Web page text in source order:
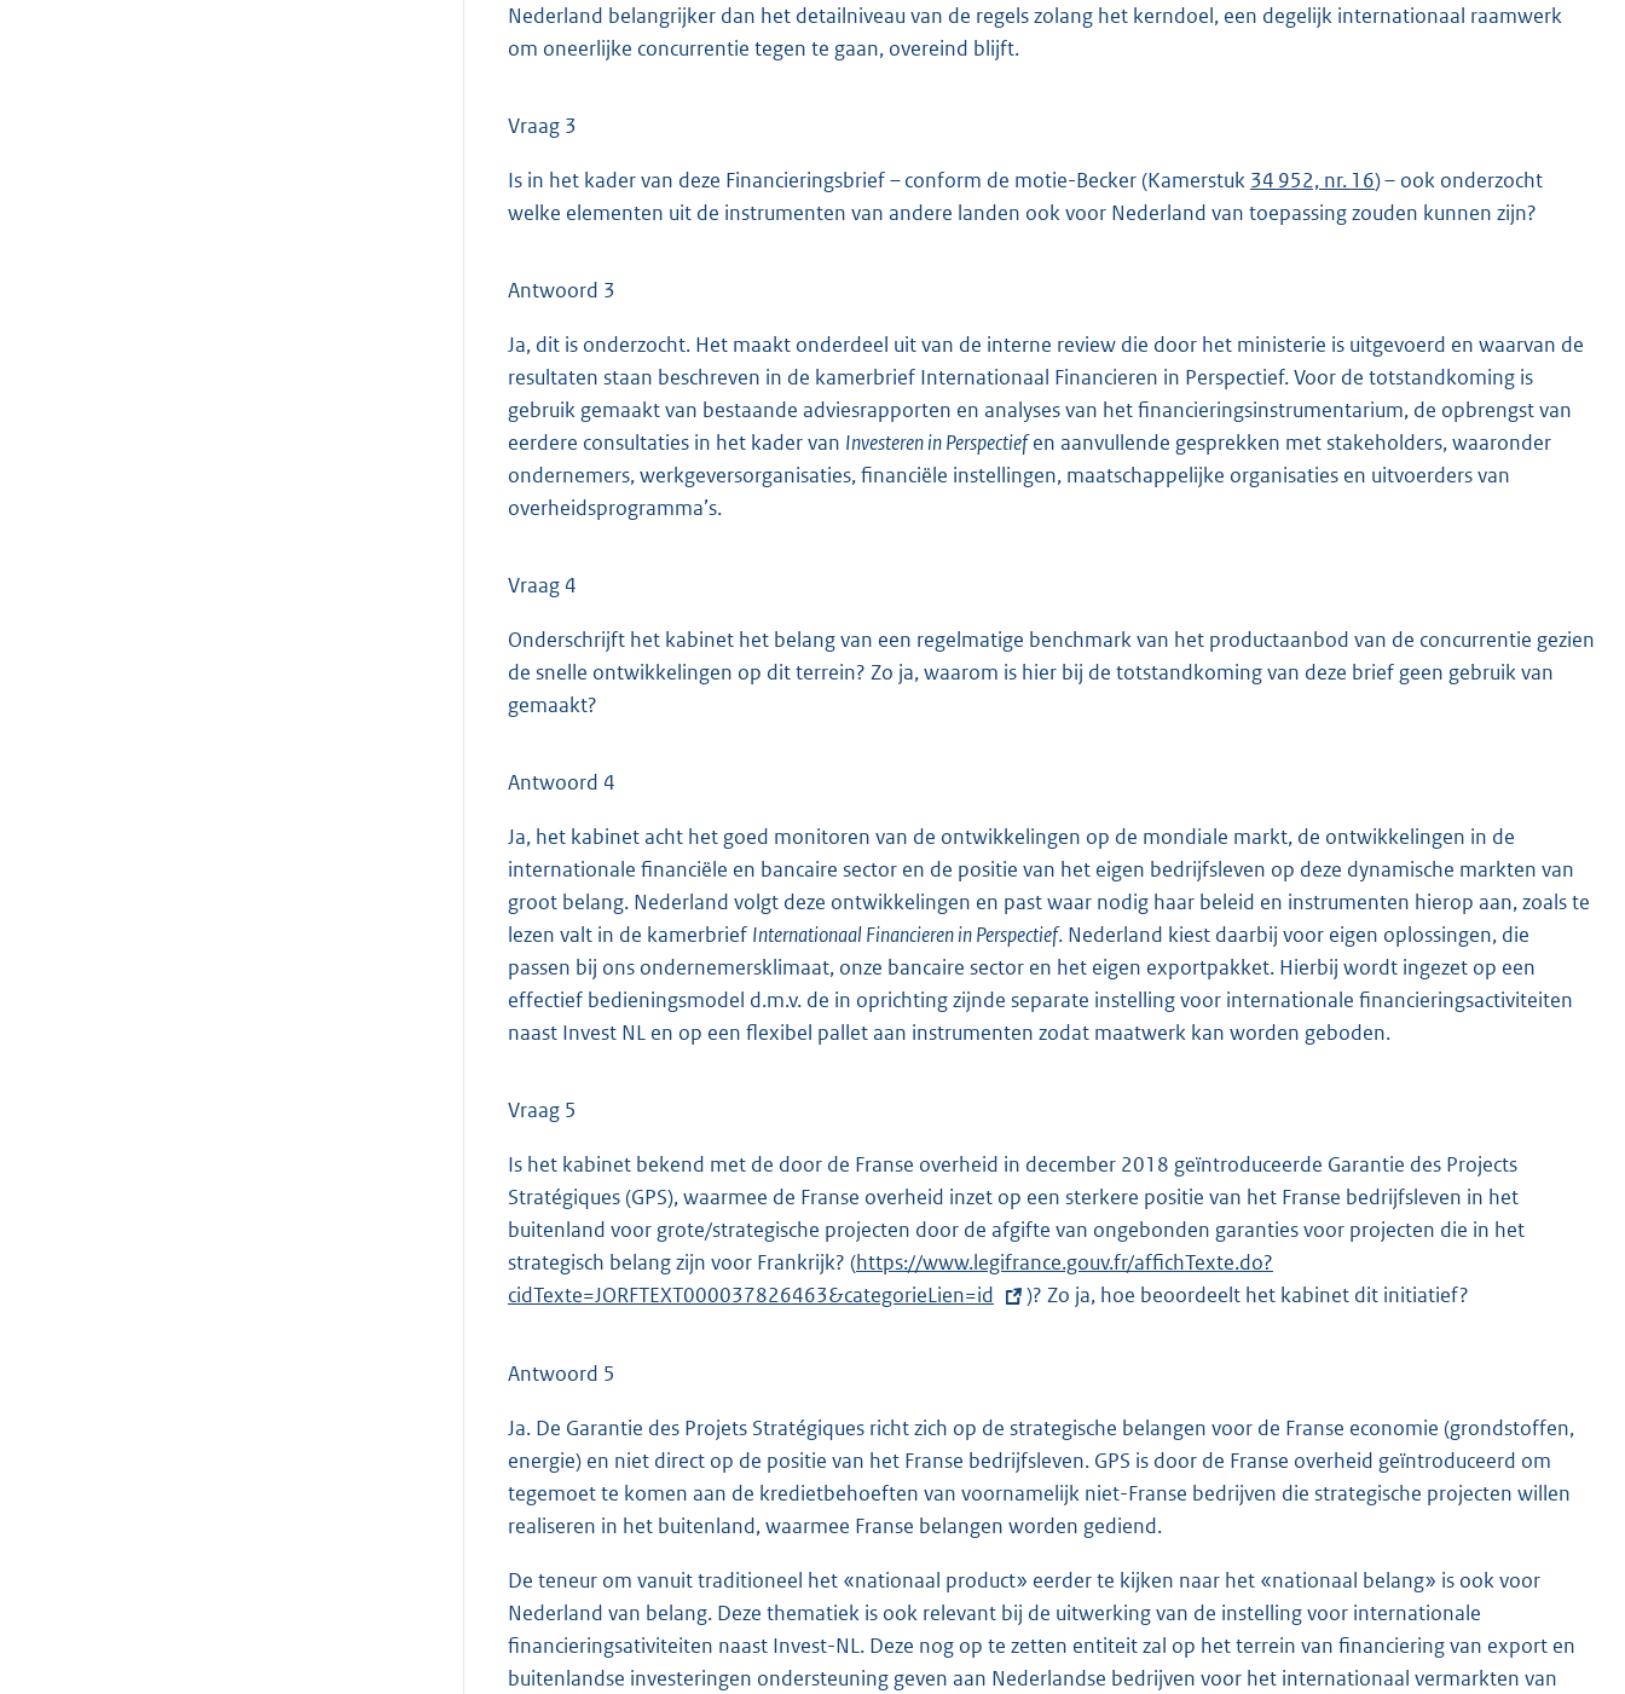
Nederland belangrijker dan het detailniveau van de regels zolang het kerndoel, een degelijk internationaal raamwerk
om oneerlijke concurrentie tegen te gaan, overeind blijft.
Vraag 3
Is in het kader van deze Financieringsbrief – conform de motie-Becker (Kamerstuk 34 952, nr. 16) – ook onderzocht
welke elementen uit de instrumenten van andere landen ook voor Nederland van toepassing zouden kunnen zijn?
Antwoord 3
Ja, dit is onderzocht. Het maakt onderdeel uit van de interne review die door het ministerie is uitgevoerd en waarvan de
resultaten staan beschreven in de kamerbrief Internationaal Financieren in Perspectief. Voor de totstandkoming is
gebruik gemaakt van bestaande adviesrapporten en analyses van het financieringsinstrumentarium, de opbrengst van
eerdere consultaties in het kader van Investeren in Perspectiefen aanvullende gesprekken met stakeholders, waaronder
ondernemers, werkgeversorganisaties, financiële instellingen, maatschappelijke organisaties en uitvoerders van
overheidsprogramma’s.
Vraag 4
Onderschrijft het kabinet het belang van een regelmatige benchmark van het productaanbod van de concurrentie gezien
de snelle ontwikkelingen op dit terrein? Zo ja, waarom is hier bij de totstandkoming van deze brief geen gebruik van
gemaakt?
Antwoord 4
Ja, het kabinet acht het goed monitoren van de ontwikkelingen op de mondiale markt, de ontwikkelingen in de
internationale financiële en bancaire sector en de positie van het eigen bedrijfsleven op deze dynamische markten van
groot belang. Nederland volgt deze ontwikkelingen en past waar nodig haar beleid en instrumenten hierop aan, zoals te
lezen valt in de kamerbrief Internationaal Financieren in Perspectief. Nederland kiest daarbij voor eigen oplossingen, die
passen bij ons ondernemersklimaat, onze bancaire sector en het eigen exportpakket. Hierbij wordt ingezet op een
effectief bedieningsmodel d.m.v. de in oprichting zijnde separate instelling voor internationale financieringsactiviteiten
naast Invest NL en op een flexibel pallet aan instrumenten zodat maatwerk kan worden geboden.
Vraag 5
Is het kabinet bekend met de door de Franse overheid in december 2018 geïntroduceerde Garantie des Projects
Stratégiques (GPS), waarmee de Franse overheid inzet op een sterkere positie van het Franse bedrijfsleven in het
buitenland voor grote/strategische projecten door de afgifte van ongebonden garanties voor projecten die in het
strategisch belang zijn voor Frankrijk? (E
x
n
e
l
i
k
:
https://www.legifrance.gouv.fr/affichTexte.do?
cidTexte=JORFTEXT000037826463&categorieLien=id
)? Zo ja, hoe beoordeelt het kabinet dit initiatief?
Antwoord 5
Ja. De Garantie des Projets Stratégiques richt zich op de strategische belangen voor de Franse economie (grondstoffen,
energie) en niet direct op de positie van het Franse bedrijfsleven. GPS is door de Franse overheid geïntroduceerd om
tegemoet te komen aan de kredietbehoeften van voornamelijk niet-Franse bedrijven die strategische projecten willen
realiseren in het buitenland, waarmee Franse belangen worden gediend.
De teneur om vanuit traditioneel het «nationaal product» eerder te kijken naar het «nationaal belang» is ook voor
Nederland van belang. Deze thematiek is ook relevant bij de uitwerking van de instelling voor internationale
financieringsativiteiten naast Invest-NL. Deze nog op te zetten entiteit zal op het terrein van financiering van export en
buitenlandse investeringen ondersteuning geven aan Nederlandse bedrijven voor het internationaal vermarkten van